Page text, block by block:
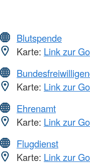
Blutspende
Karte: Link zur
Karte: Link zur
Ehrenamt
Karte: Link zur
Flugdienst
Karte: Link zur